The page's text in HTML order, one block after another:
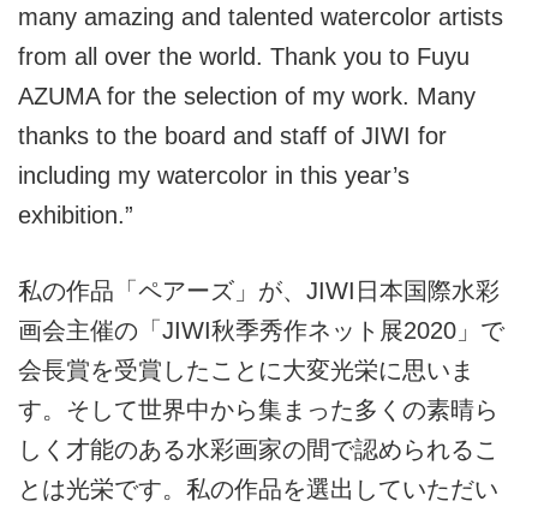
many amazing and talented watercolor artists
from all over the world. Thank you to Fuyu
AZUMA for the selection of my work. Many
thanks to the board and staff of JIWI for
including my watercolor in this year’s
exhibition.”
私の作品「ペアーズ」が、JIWI日本国際水彩
画会主催の「JIWI秋季秀作ネット展2020」で
会長賞を受賞したことに大変光栄に思いま
す。そして世界中から集まった多くの素晴ら
しく才能のある水彩画家の間で認められるこ
とは光栄です。私の作品を選出していただい